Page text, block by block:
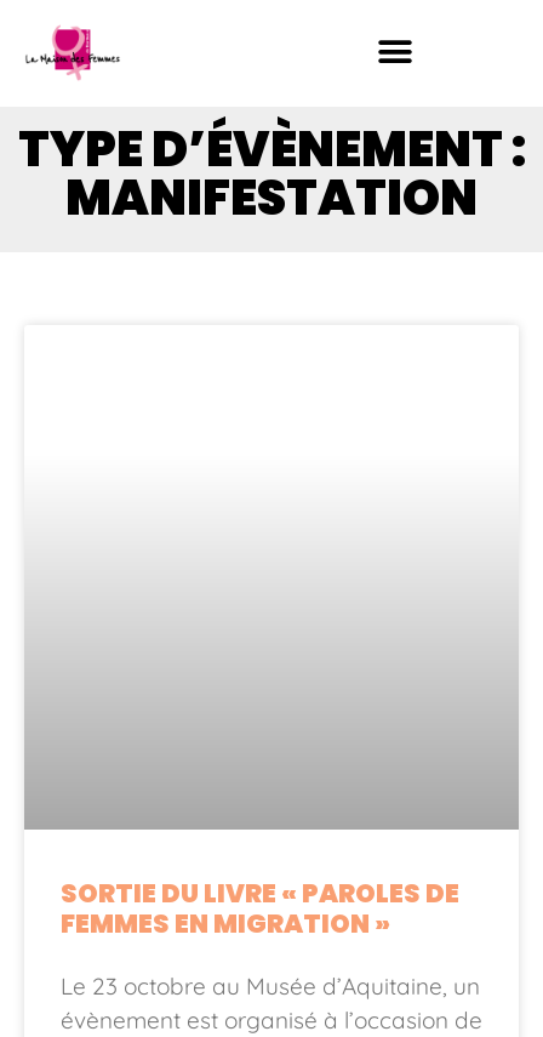
TYPE D’ÉVÈNEMENT :
MANIFESTATION
SORTIE DU LIVRE « PAROLES DE
FEMMES EN MIGRATION »
Le 23 octobre au Musée d’Aquitaine, un
évènement est organisé à l’occasion de